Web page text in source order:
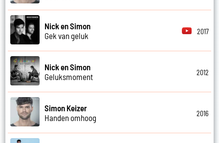
Nick en Simon
Gek van geluk
2017
Nick en Simon
Geluksmoment
2012
Simon Keizer
Handen omhoog
2016